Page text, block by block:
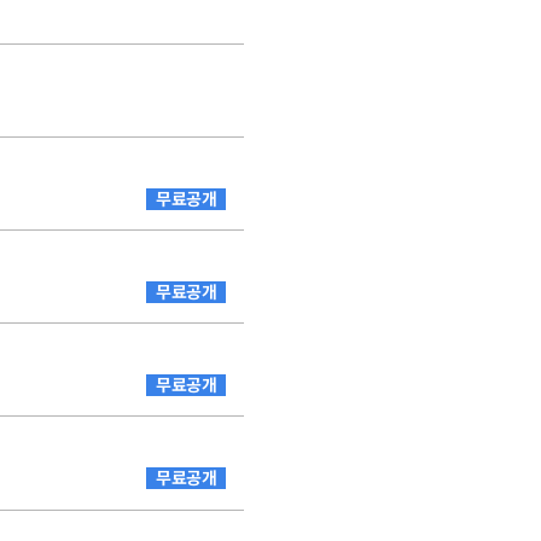
무료공개
무료공개
무료공개
무료공개